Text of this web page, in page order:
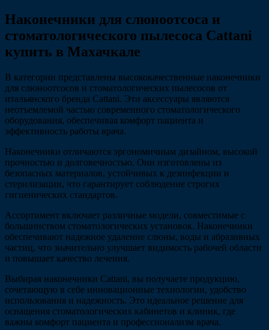
Наконечники для слюноотсоса и
стоматологического пылесоса Cattani
купить в Махачкале
В категории представлены высококачественные наконечники
для слюноотсосов и стоматологических пылесосов от
итальянского бренда Cattani. Эти аксессуары являются
неотъемлемой частью современного стоматологического
оборудования, обеспечивая комфорт пациента и
эффективность работы врача.
Наконечники отличаются эргономичным дизайном, высокой
прочностью и долговечностью. Они изготовлены из
безопасных материалов, устойчивых к дезинфекции и
стерилизации, что гарантирует соблюдение строгих
гигиенических стандартов.
Ассортимент включает различные модели, совместимые с
большинством стоматологических установок. Наконечники
обеспечивают надежное удаление слюны, воды и абразивных
частиц, что значительно улучшает видимость рабочей области
и повышает качество лечения.
Выбирая наконечники Cattani, вы получаете продукцию,
сочетающую в себе инновационные технологии, удобство
использования и надежность. Это идеальное решение для
оснащения стоматологических кабинетов и клиник, где
важны комфорт пациента и профессионализм врача.